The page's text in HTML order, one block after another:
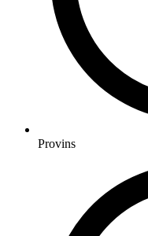
Provins